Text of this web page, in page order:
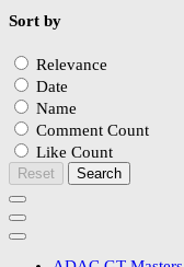
Sort by
Relevance
Date
Name
Comment Count
Like Count
Reset Search